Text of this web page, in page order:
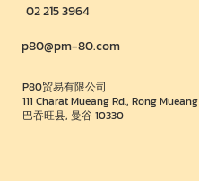
02 215 3964
p80@pm-80.com
P80贸易有限公司
111 Charat Mueang Rd., Rong Mueang
巴吞旺县, 曼谷 10330